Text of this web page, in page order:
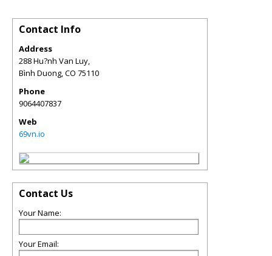
Contact Info
Address
288 Hu?nh Van Luy,
Bình Duong,CO 75110
Phone
9064407837
Web
69vn.io
Contact Us
Your Name:
Your Email: